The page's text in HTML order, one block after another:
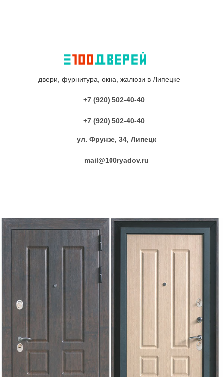
двери, фурнитура, окна, жалюзи в Липецке
+7 (920) 502-40-40
+7 (920) 502-40-40
ул. Фрунзе, 34, Липецк
mail@100ryadov.ru